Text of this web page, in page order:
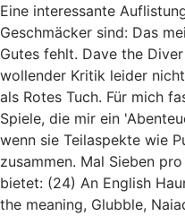
Eine interessante
Geschmäcker sind: Das
Gutes fehlt. Dave the
wollender Kritik leider
als Rotes Tuch. Für mich
Spiele, die mir ein
wenn sie Teilaspekte wie
zusammen. Mal Sieben
bietet: (24) An English
the meaning, Glubble,